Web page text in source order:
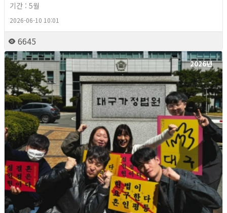
기간 : 5월
2026-06-10 10:01
6645
2026년